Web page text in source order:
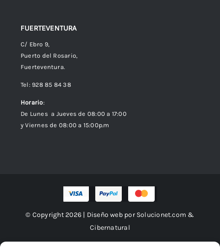
FUERTEVENTURA
C/ Ebro 9,
Puerto del Rosario,
Fuerteventura.
Tel: 928 85 84 38
Horario:
De Lunes a Jueves de 08:00 a 17:00
y Viernes de 08:00 a 15:00p.m
© Copyright 2026 | Diseño web por Solucionet.com &
Cibernatural